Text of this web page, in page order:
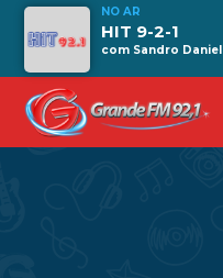
NO AR
HIT 9-2-1
com Sandro Daniel